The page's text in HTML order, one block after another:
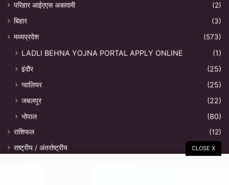
परिहार आईएएस अकादमी
(2)
बिहार
(3)
मध्यप्रदेश
(573)
LADLI BEHNA YOJNA PORTAL APPLY ONLINE
(1)
इंदौर
(25)
ग्वालियर
(25)
जबलपुर
(22)
भोपाल
(80)
राशिफल
(12)
राष्ट्रीय / अंतर्राष्ट्रीय
(286)
CLOSE X